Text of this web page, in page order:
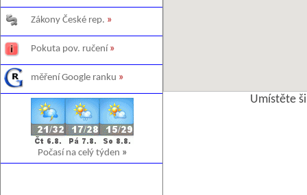
Zákony České rep. »
Pokuta pov. ručení »
měření Google ranku »
Počasí na celý týden »
Umístěte